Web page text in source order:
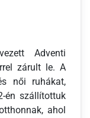
Adventi
zárult le. A
női ruhákat,
én szállítottuk
ahol